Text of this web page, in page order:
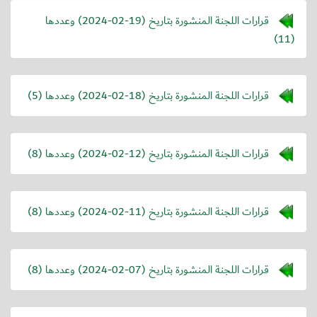
قرارات اللجنة المنشورة بتاريخ (2024-02-19) وعددها
(11)
قرارات اللجنة المنشورة بتاريخ (2024-02-18) وعددها (5)
قرارات اللجنة المنشورة بتاريخ (2024-02-12) وعددها (8)
قرارات اللجنة المنشورة بتاريخ (2024-02-11) وعددها (8)
قرارات اللجنة المنشورة بتاريخ (2024-02-07) وعددها (8)